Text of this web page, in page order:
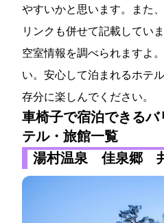
やすいかと思います。また
リンクも併せて記載してい
空室情報を調べられますよ
い。安心して泊まれるホテ
存分に楽しんでください。
車椅子で宿泊できる
テル・旅館一覧
湯村温泉 佳泉郷